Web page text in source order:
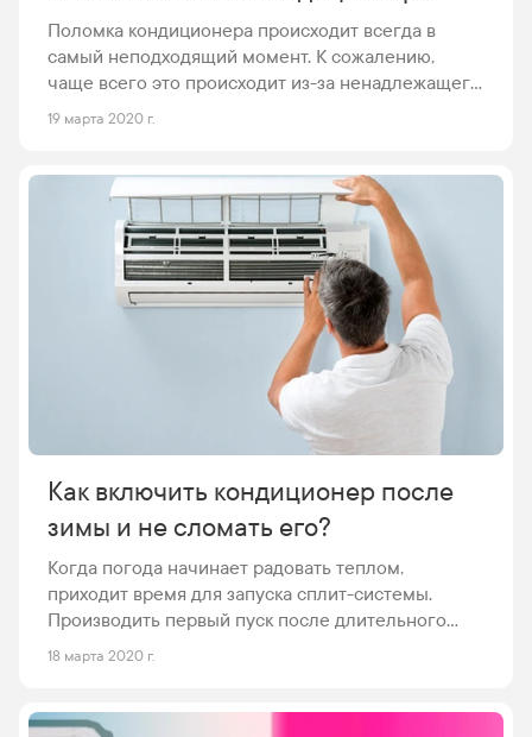
Поломка кондиционера происходит всегда в
самый неподходящий момент. К сожалению,
чаще всего это происходит из-за ненадлежащего
или несвоевременного ухода и обслуживания.
обеспечения его бесперебойной работы.
Особенно важно чистить кондиционер в жаркий
сезон, когда оборудование работает долго и на
большой мощности. Кондиционеры необходимо
подвергать глубокой очистке не реже одного
раза в год, чтобы обеспечить нормальную работу
в течение лета или внезапной жары.
19 марта 2020 г.
Как включить кондиционер после
зимы и не сломать его?
Когда погода начинает радовать теплом,
приходит время для запуска сплит-системы.
Производить первый пуск после длительного
простоя необходимо в соответствии с
кондиционера Существует несколько процедур,
18 марта 2020 г.